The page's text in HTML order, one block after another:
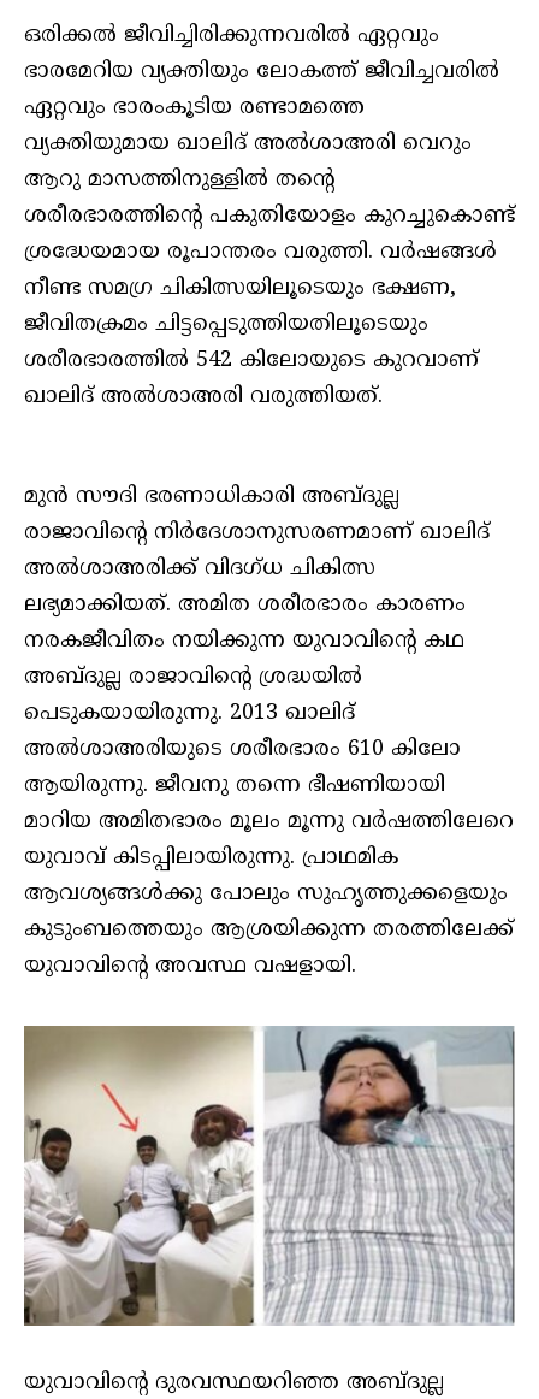
ഒരിക്കല്‍ ജീവിച്ചിരിക്കുന്നവരില്‍ ഏറ്റവും
ഭാരമേറിയ വ്യക്തിയും ലോകത്ത് ജീവിച്ചവരില്‍
ഏറ്റവും ഭാരംകൂടിയ രണ്ടാമത്തെ
വ്യക്തിയുമായ ഖാലിദ് അല്‍ശാഅരി വെറും
ആറു മാസത്തിനുള്ളില്‍ തന്റെ
ശരീരഭാരത്തിന്റെ പകുതിയോളം കുറച്ചുകൊണ്ട്
ശ്രദ്ധേയമായ രൂപാന്തരം വരുത്തി. വര്‍ഷങ്ങള്‍
നീണ്ട സമഗ്ര ചികിത്സയിലൂടെയും ഭക്ഷണ,
ജീവിതക്രമം ചിട്ടപ്പെടുത്തിയതിലൂടെയും
ശരീരഭാരത്തില്‍ 542 കിലോയുടെ കുറവാണ്
ഖാലിദ് അല്‍ശാഅരി വരുത്തിയത്.
മുന്‍ സൗദി ഭരണാധികാരി അബ്ദുല്ല
രാജാവിന്റെ നിര്‍ദേശാനുസരണമാണ് ഖാലിദ്
അല്‍ശാഅരിക്ക് വിദഗ്ധ ചികിത്സ
ലഭ്യമാക്കിയത്. അമിത ശരീരഭാരം കാരണം
നരകജീവിതം നയിക്കുന്ന യുവാവിന്റെ കഥ
അബ്ദുല്ല രാജാവിന്റെ ശ്രദ്ധയില്‍
പെടുകയായിരുന്നു. 2013 ഖാലിദ്
അല്‍ശാഅരിയുടെ ശരീരഭാരം 610 കിലോ
ആയിരുന്നു. ജീവനു തന്നെ ഭീഷണിയായി
മാറിയ അമിതഭാരം മൂലം മൂന്നു വര്‍ഷത്തിലേറെ
യുവാവ് കിടപ്പിലായിരുന്നു. പ്രാഥമിക
ആവശ്യങ്ങള്‍ക്കു പോലും സുഹൃത്തുക്കളെയും
കുടുംബത്തെയും ആശ്രയിക്കുന്ന തരത്തിലേക്ക്
യുവാവിന്റെ അവസ്ഥ വഷളായി.
യുവാവിന്റെ ദുരവസ്ഥയറിഞ്ഞ അബ്ദുല്ല